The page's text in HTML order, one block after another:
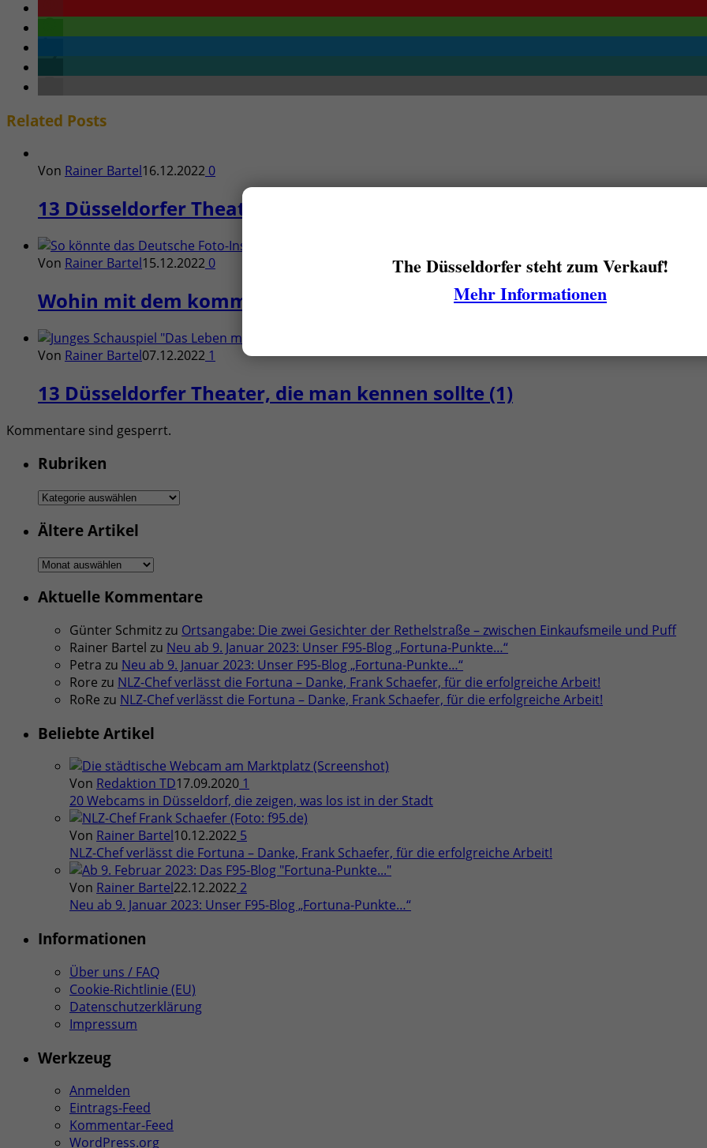
Related Posts
Von Rainer Bartel16.12.2022 0
13 Düsseldorfer Theater, die man kennen sollte (2)
Von Rainer Bartel15.12.2022 0
Wohin mit dem kommenden Deutschen Foto-Institut?
Von Rainer Bartel07.12.2022 1
13 Düsseldorfer Theater, die man kennen sollte (1)
Kommentare sind gesperrt.
Rubriken
Rubriken
Ältere Artikel
Ältere
Aktuelle Kommentare
Günter Schmitzzu Ortsangabe: Die zwei Gesichter der Rethelstraße – zwischen Einkaufsmeile und Puff
Rainer Bartel zu Neu ab 9. Januar 2023: Unser F95-Blog „Fortuna-Punkte…“
Petra zu Neu ab 9. Januar 2023: Unser F95-Blog „Fortuna-Punkte…“
Rore zu NLZ-Chef verlässt die Fortuna – Danke, Frank Schaefer, für die erfolgreiche Arbeit!
RoRe zu NLZ-Chef verlässt die Fortuna – Danke, Frank Schaefer, für die erfolgreiche Arbeit!
Beliebte Artikel
Von Redaktion TD17.09.2020 1
20 Webcams in Düsseldorf, die zeigen, was los ist in der Stadt
Von Rainer Bartel10.12.2022 5
NLZ-Chef verlässt die Fortuna – Danke, Frank Schaefer, für die erfolgreiche Arbeit!
Von Rainer Bartel22.12.2022 2
Neu ab 9. Januar 2023: Unser F95-Blog „Fortuna-Punkte…“
Informationen
Über uns / FAQ
Cookie-Richtlinie (EU)
Datenschutzerklärung
Impressum
Werkzeug
Anmelden
Eintrags-Feed
Kommentar-Feed
WordPress.org
The Düsseldorfer steht zum Verkauf!
Mehr Informationen